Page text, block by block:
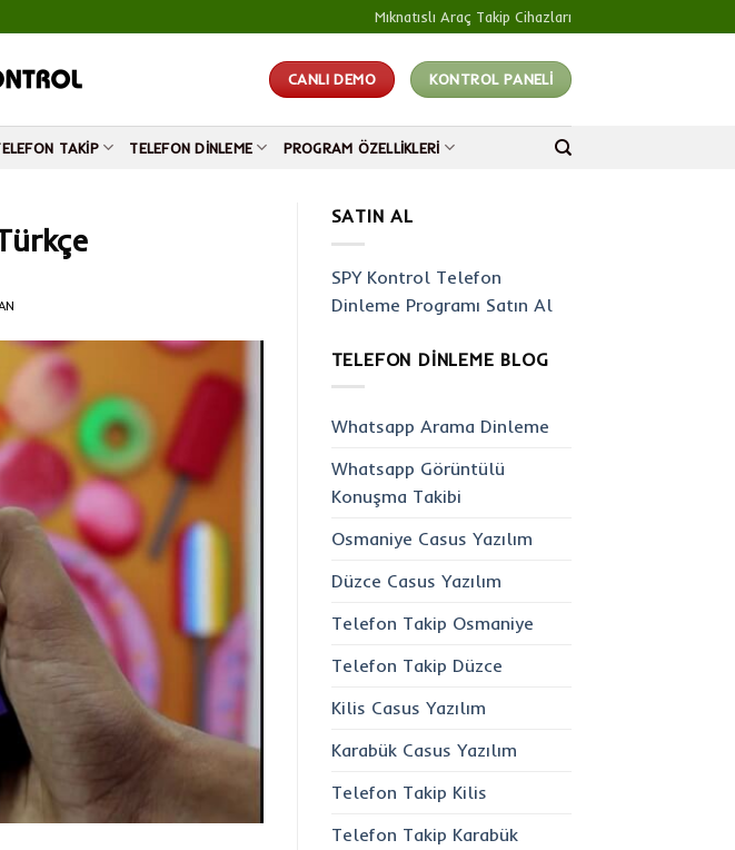
Mıknatıslı Araç Takip Cihazları
CANLI DEMO KONTROL PANELİ
TAKIP TELEFON DINLEME PROGRAM ÖZELLIKLERI
SATIN AL
SPY Kontrol Telefon
Dinleme Programı Satın Al
TELEFON DINLEME BLOG
Whatsapp Arama Dinleme
Whatsapp Görüntülü
Konuşma Takibi
Osmaniye Casus Yazılım
Düzce Casus Yazılım
Telefon Takip Osmaniye
Telefon Takip Düzce
Kilis Casus Yazılım
Karabük Casus Yazılım
Telefon Takip Kilis
Telefon Takip Karabük